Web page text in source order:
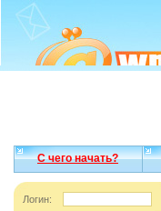
С чего начать?
Логин: